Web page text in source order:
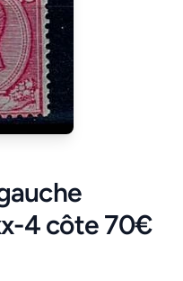
4 côte 70€